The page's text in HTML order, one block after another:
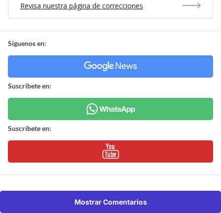
Revisa nuestra página de correcciones
Síguenos en:
Suscríbete en:
Suscríbete en:
Mostrar Comentarios